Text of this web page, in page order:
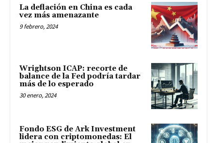
La deflación en China es cada
vez más amenazante
9 febrero, 2024
Wrightson ICAP: recorte de
balance de la Fed podría tardar
más de lo esperado
30 enero, 2024
Fondo ESG de Ark Investment
lidera con criptomonedas: El